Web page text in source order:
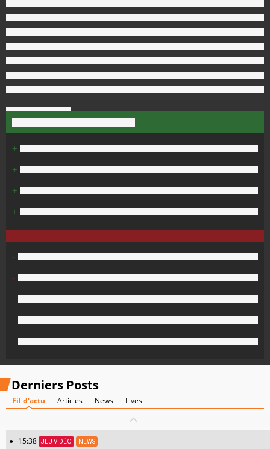
+
+
+
+
-
-
-
-
-
Derniers Posts
Fil d'actu Articles News Lives
15:38 JEU VIDÉO NEWS